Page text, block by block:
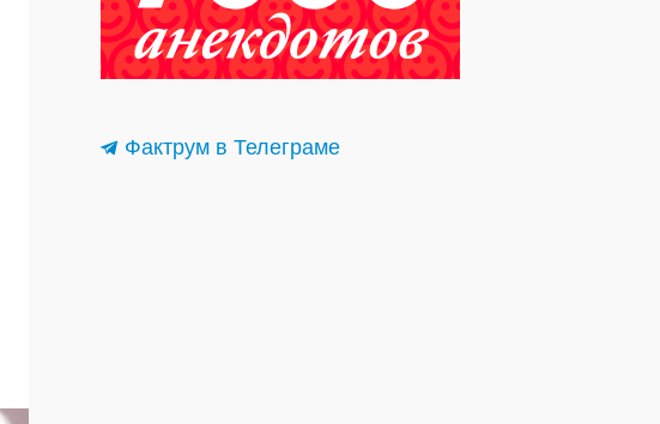
Фактрум в Телеграме